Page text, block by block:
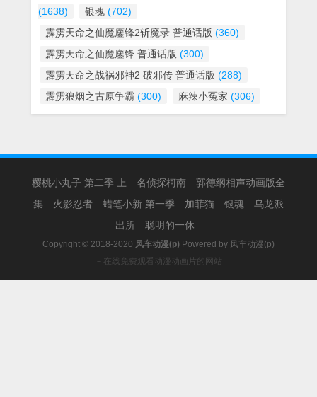
(1638)
银魂 (702)
霹雳天命之仙魔鏖锋2斩魔录 普通话版 (360)
霹雳天命之仙魔鏖锋 普通话版 (300)
霹雳天命之战祸邪神2 破邪传 普通话版 (288)
霹雳狼烟之古原争霸 (300) 麻辣小冤家 (306)
樱桃小丸子 第二季 上 名侦探柯南
郭德纲相声动画版全
集
火影忍者 蜡笔小新 第一季 加菲猫 银魂
乌龙派
出所
聪明的一休
Copyright © 2018-2020 风车动漫(p) Powered by 风车动漫(p)
－在线免费观看动漫动画片的网站